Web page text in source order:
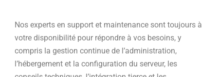
Nos experts en support et maintenance sont toujours à
votre disponibilité pour répondre à vos besoins, y
compris la gestion continue de l’administration,
l’hébergement et la configuration du serveur, les